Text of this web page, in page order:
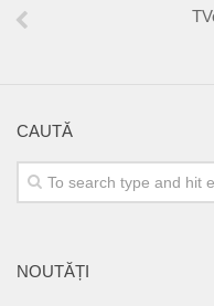
CAUTĂ
NOUTĂȚI